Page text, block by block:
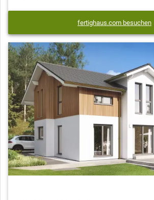
fertighaus.com besuchen